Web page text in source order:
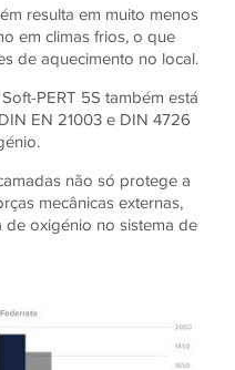
resulta em muito menos
em climas frios, o que
de aquecimento no local.
PERT 5S também está
EN 21003 e DIN 4726
não só protege a
mecânicas externas,
oxigénio no sistema de